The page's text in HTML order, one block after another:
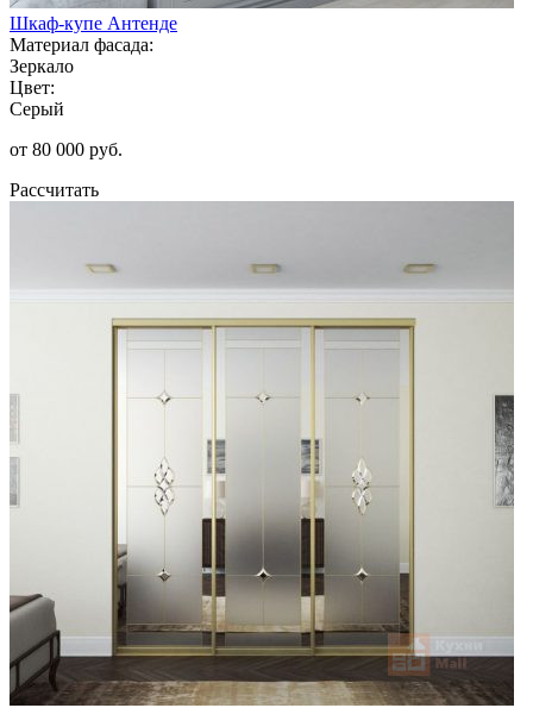
Шкаф-купе Антенде
Материал фасада:
Зеркало
Цвет:
Серый
от 80 000 руб.
Рассчитать